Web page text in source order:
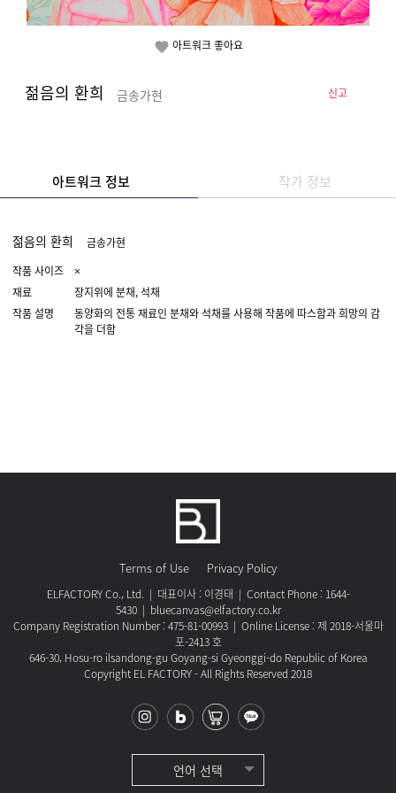
 아트워크 좋아요
젊음의 환희 금송가현 신고
아트워크 정보 작가 정보
젊음의 환희
금송가현
작품 사이즈
×
재료
장지위에 분채, 석채
작품 설명
동양화의 전통 재료인 분채와 석채를 사용해 작품에 따스함과 희망의 감
각을 더함
Terms of Use Privacy Policy
ELFACTORY Co., Ltd. | 대표이사 : 이경태 | Contact Phone : 1644-
5430 | bluecanvas@elfactory.co.kr
Company Registration Number : 475-81-00993 | Online License : 제 2018-서울마
포-2413 호
646-30, Hosu-ro ilsandong-gu Goyang-si Gyeonggi-do Republic of Korea
Copyright EL FACTORY - All Rights Reserved 2018
언어 선택